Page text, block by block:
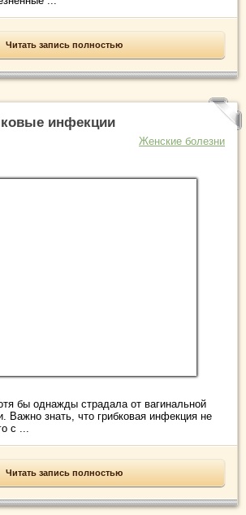
Читать запись полностью
инфекции
Женские болезни
бы однажды страдала от вагинальной
Важно знать, что грибковая инфекция не
с ...
Читать запись полностью